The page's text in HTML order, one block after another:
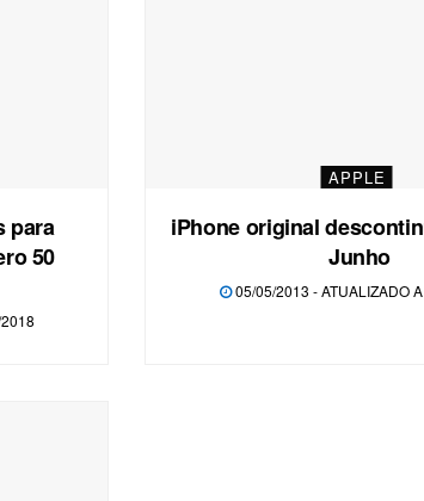
para
50
APPLE
iPhone original
Junho
05/05/2013 - ATUALIZADO